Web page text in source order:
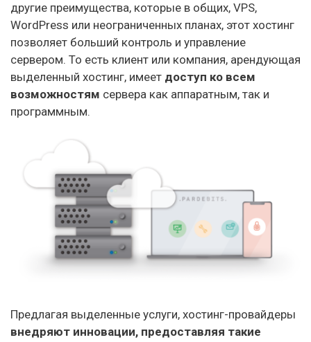
другие преимущества, которые в общих, VPS,
WordPress или неограниченных планах, этот хостинг
позволяет больший контроль и управление
сервером. То есть клиент или компания, арендующая
выделенный хостинг, имеет доступ ко всем
возможностям сервера как аппаратным, так и
программным.
Предлагая выделенные услуги, хостинг-провайдеры
внедряют инновации, предоставляя такие